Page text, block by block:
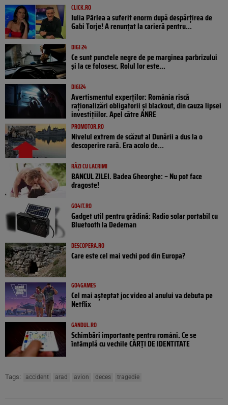
CLICK.RO
Iulia Pârlea a suferit enorm după despărțirea de
Gabi Torje! A renunțat la carieră pentru...
DIGI 24
Ce sunt punctele negre de pe marginea parbrizului
și la ce folosesc. Rolul lor este...
DIGI24
Avertismentul experților: România riscă
raționalizări obligatorii și blackout, din cauza lipsei
investițiilor. Apel către ANRE
PROMOTOR.RO
Nivelul extrem de scăzut al Dunării a dus la o
descoperire rară. Era acolo de...
RÂZI CU LACRIMI
BANCUL ZILEI. Badea Gheorghe: – Nu pot face
dragoste!
GO4IT.RO
Gadget util pentru grădină: Radio solar portabil cu
Bluetooth la Dedeman
DESCOPERA.RO
Care este cel mai vechi pod din Europa?
GO4GAMES
Cel mai așteptat joc video al anului va debuta pe
Netflix
GANDUL.RO
Schimbări importante pentru români. Ce se
întâmplă cu vechile CĂRȚI DE IDENTITATE
Tags: accident arad avion deces tragedie